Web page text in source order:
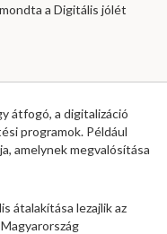
a Digitális jólét
átfogó, a digitalizáció
programok. Például
amelynek megvalósítása
átalakítása lezajlik az